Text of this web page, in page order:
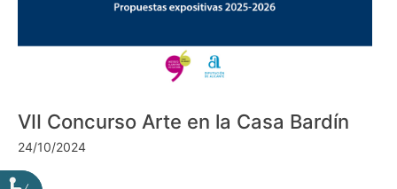
VII Concurso Arte en la Casa Bardín
24/10/2024